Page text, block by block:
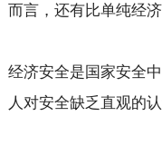
而言，还有比单纯经
经济安全是国家安全
人对安全缺乏直观的